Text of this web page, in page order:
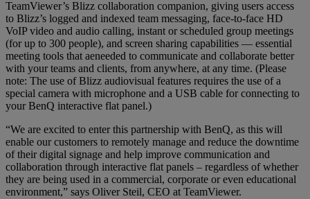
TeamViewer’s Blizz collaboration companion, giving users access
to Blizz’s logged and indexed team messaging, face-to-face HD
VoIP video and audio calling, instant or scheduled group meetings
(for up to 300 people), and screen sharing capabilities — essential
meeting tools that aeneeded to communicate and collaborate better
with your teams and clients, from anywhere, at any time. (Please
note: The use of Blizz audiovisual features requires the use of a
special camera with microphone and a USB cable for connecting to
your BenQ interactive flat panel.)
“We are excited to enter this partnership with BenQ, as this will
enable our customers to remotely manage and reduce the downtime
of their digital signage and help improve communication and
collaboration through interactive flat panels – regardless of whether
they are being used in a commercial, corporate or even educational
environment,” says Oliver Steil, CEO at TeamViewer.